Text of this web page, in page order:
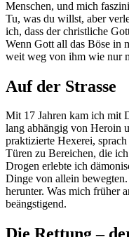
Menschen, und mich
Tu, was du willst, aber
ich, dass der christliche
Wenn Gott all das Böse in
weit weg von ihm wie nur
Auf der Strasse
Mit 17 Jahren kam ich mit
lang abhängig von Heroin
praktizierte Hexerei,
Türen zu Bereichen, die
Drogen erlebte ich
Dinge von allein
herunter. Was mich früher
beängstigend.